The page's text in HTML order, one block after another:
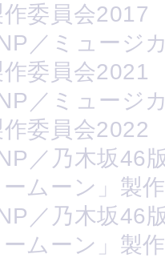
委員会2017
／ミュージ
委員会2021
／ミュージ
委員会2022
／乃木坂46
ムーン」製
／乃木坂46
ムーン」製